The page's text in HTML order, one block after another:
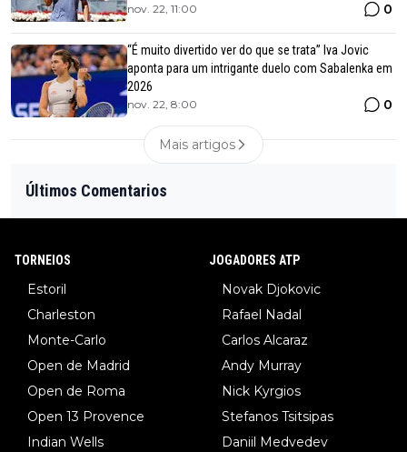
nov. 22, 11:00 0
“É muito divertido ver do que se trata” Iva Jovic
aponta para um intrigante duelo com Sabalenka em
2026
nov. 22, 8:00 0
Mais artigos
Últimos Comentarios
TORNEIOS
Estoril
Charleston
Monte-Carlo
Open de Madrid
Open de Roma
Open 13 Provence
Indian Wells
JOGADORES ATP
Novak Djokovic
Rafael Nadal
Carlos Alcaraz
Andy Murray
Nick Kyrgios
Stefanos Tsitsipas
Daniil Medvedev